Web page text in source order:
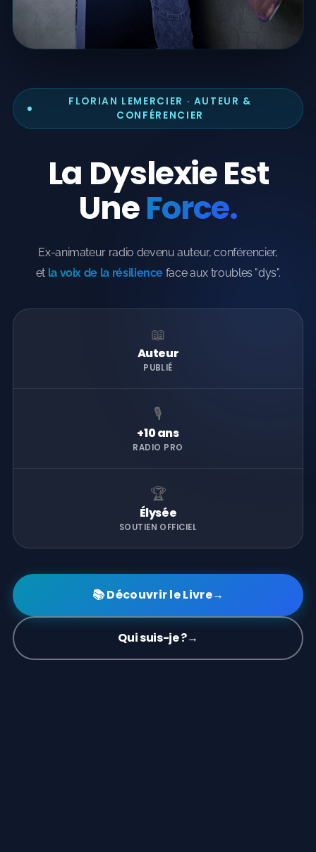
FLORIAN LEMERCIER · AUTEUR &
CONFÉRENCIER
La Dyslexie Est
UneForce.
Ex-animateur radio devenu auteur, conférencier,
et la voix de la résilience face aux troubles "dys".
📖
Auteur
PUBLIÉ
🎙️
+10 ans
RADIO PRO
🏆
Élysée
SOUTIEN OFFICIEL
📚 Découvrir le Livre→
Qui suis-je ?→